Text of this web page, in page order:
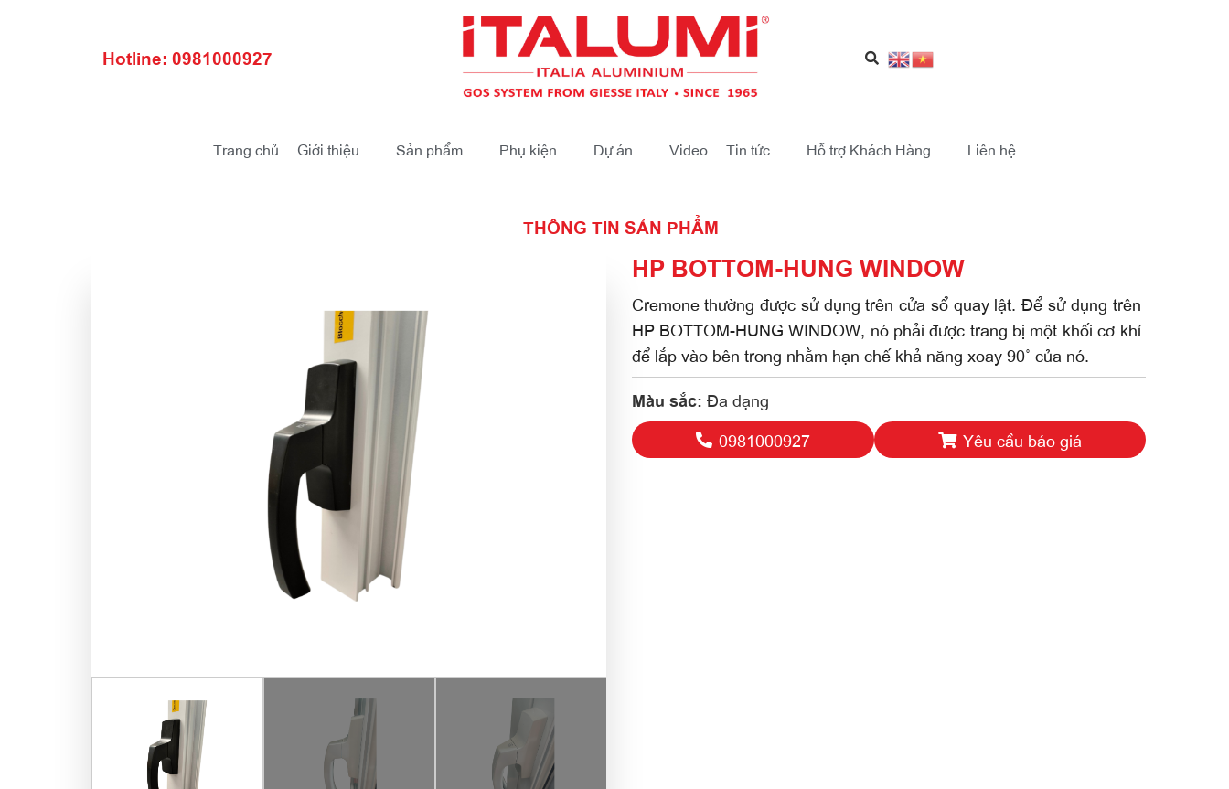
Hotline: 0981000927
Trang chủ Giới thiệu Sản phẩm Phụ kiện Dự án Video Tin tức Hỗ trợ Khách Hàng Liên hệ
THÔNG TIN SẢN PHẨM
HP BOTTOM-HUNG WINDOW
Cremone thường được sử dụng trên cửa sổ quay lật. Để sử dụng trên
HP BOTTOM-HUNG WINDOW, nó phải được trang bị một khối cơ khí
để lắp vào bên trong nhằm hạn chế khả năng xoay 90° của nó.
Màu sắc: Đa dạng
0981000927
Yêu cầu báo giá